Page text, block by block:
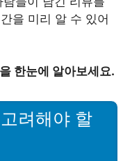
을 미리 알 수 있어
한눈에 알아보세요.
려해야 할